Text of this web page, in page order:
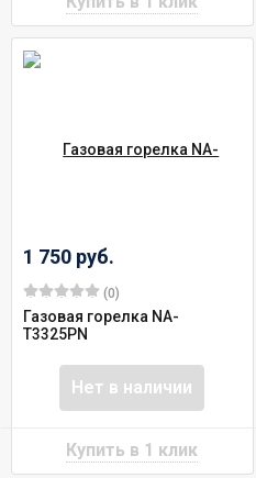
1 750 руб.
(0)
Газовая горелка NA-
T3325PN
Нет в наличии